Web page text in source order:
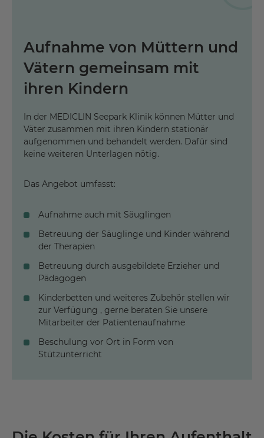
Aufnahme von Müttern und
Vätern gemeinsam mit
ihren Kindern
In der MEDICLIN Seepark Klinik können Mütter und
Väter zusammen mit ihren Kindern stationär
aufgenommen und behandelt werden. Dafür sind
keine weiteren Unterlagen nötig.
Das Angebot umfasst:
Aufnahme auch mit Säuglingen
Betreuung der Säuglinge und Kinder während
der Therapien
Betreuung durch ausgebildete Erzieher und
Pädagogen
Kinderbetten und weiteres Zubehör stellen wir
zur Verfügung , gerne beraten Sie unsere
Mitarbeiter der Patientenaufnahme
Beschulung vor Ort in Form von
Stützunterricht